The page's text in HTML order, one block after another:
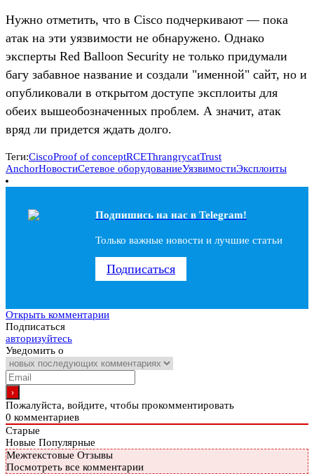
Нужно отметить, что в Cisco подчеркивают — пока
атак на эти уязвимости не обнаружено. Однако
эксперты Red Balloon Security не только придумали
багу забавное название и создали "именной" сайт, но и
опубликовали в открытом доступе эксплоиты для
обеих вышеобозначенных проблем. А значит, атак
вряд ли придется ждать долго.
Теги:CiscoProof of conceptRCEThrangrycatTrust
AnchorНовостиСетевое оборудованиеУязвимостиЭксплоиты
Подпишись на наc в Telegram!
Только важные новости и лучшие статьи
Подписаться
Открыть комментарии
Подписаться
авторизуйтесь
Уведомить о
Пожалуйста, войдите, чтобы прокомментировать
0 комментариев
Старые
Новые Популярные
Межтекстовые Отзывы
Посмотреть все комментарии